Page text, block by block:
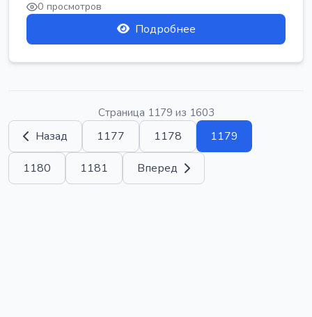
0 просмотров
Подробнее
Страница 1179 из 1603
Назад 1177 1178 1179
1180 1181 Вперед